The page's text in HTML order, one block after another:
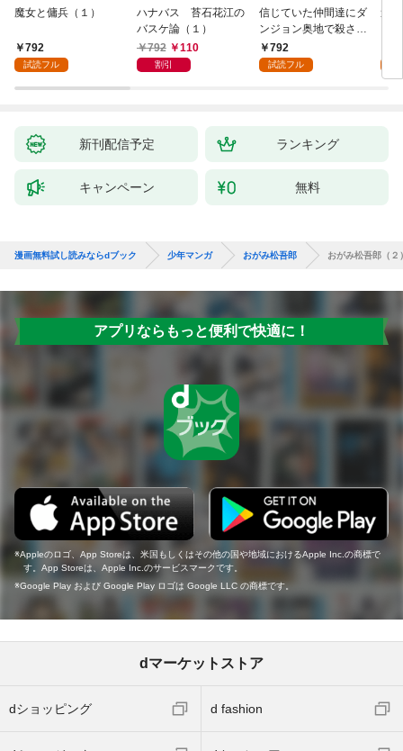
魔女と傭兵（１）
792
試読フル
ハナバス 苔石花江の
バスケ論（１）
792
110
割引
信じていた仲間達にダ
ンジョン奥地で殺され
かけたがギフト『無限
ガチャ』でレベル９９
（１）
792
試読フル
追
強
～
新刊配信予定 ランキング
キャンペーン 無料
漫画無料試し読みならdブック 少年マンガ おがみ松吾郎 おがみ松吾郎（２
アプリならもっと便利で快適に！
Appleのロゴ、App Storeは、米国もしくはその他の国や地域におけるApple Inc.の商標で
す。App Storeは、Apple Inc.のサービスマークです。
Google Play および Google Play ロゴは Google LLC の商標です。
dマーケットストア
dショッピング d fashion